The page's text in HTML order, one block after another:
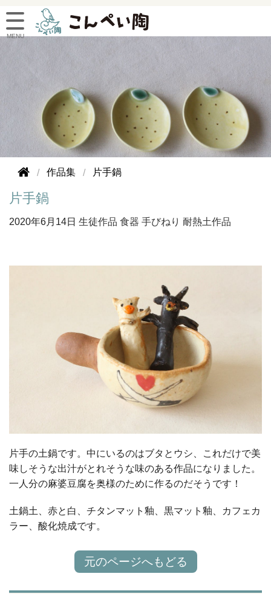
作品集 片手鍋
片手鍋
2020年6月14日 生徒作品 食器 手びねり 耐熱土作品
片手の土鍋です。中にいるのはブタとウシ、これだけで美
味しそうな出汁がとれそうな味のある作品になりました。
一人分の麻婆豆腐を奥様のために作るのだそうです！
土鍋土、赤と白、チタンマット釉、黒マット釉、カフェカ
ラー、酸化焼成です。
元のページへもどる